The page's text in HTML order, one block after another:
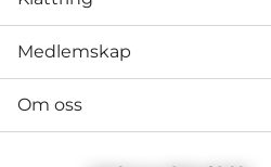
Medlemskap
Om oss